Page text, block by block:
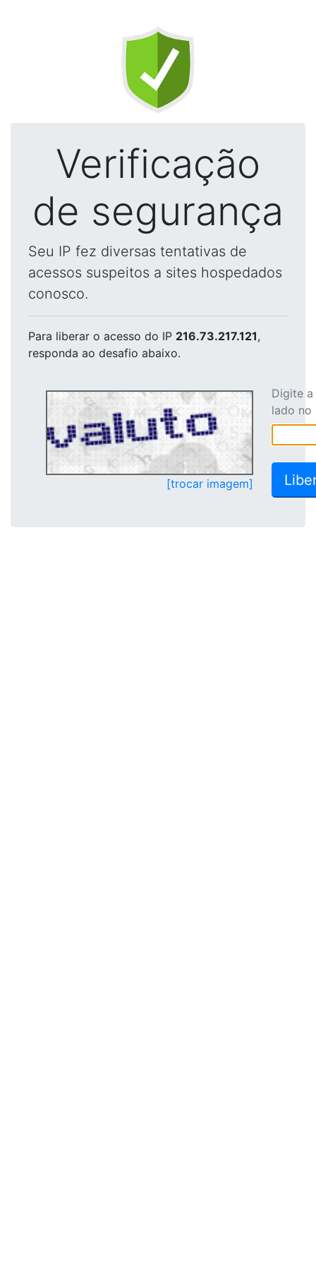
Verificação
de segurança
Seu IP fez diversas tentativas de
acessos suspeitos a sites hospedados
conosco.
Para liberar o acesso do IP 216.73.217.121,
responda ao desafio abaixo.
[trocar imagem]
Digite
lado no